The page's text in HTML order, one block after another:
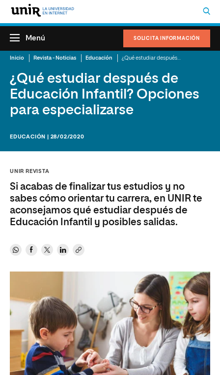
SOLICITA INFORMACIÓN
Menú
Inicio Revista - Noticias Educación
¿Qué estudiar después de
Educación Infantil? Opciones
para especializarse
EDUCACIÓN | 28/02/2020
UNIR REVISTA
Si acabas de finalizar tus estudios y no
sabes cómo orientar tu carrera, en UNIR te
aconsejamos qué estudiar después de
Educación Infantil y posibles salidas.